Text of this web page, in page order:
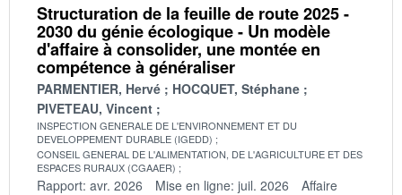
Structuration de la feuille de route 2025 -
2030 du génie écologique - Un modèle
d'affaire à consolider, une montée en
compétence à généraliser
PARMENTIER, Hervé
HOCQUET, Stéphane
PIVETEAU, Vincent
INSPECTION GENERALE DE L'ENVIRONNEMENT ET DU
DEVELOPPEMENT DURABLE (IGEDD)
CONSEIL GENERAL DE L'ALIMENTATION, DE L'AGRICULTURE ET DES
ESPACES RURAUX (CGAAER)
Rapport: avr. 2026 Mise en ligne: juil. 2026
Affaire